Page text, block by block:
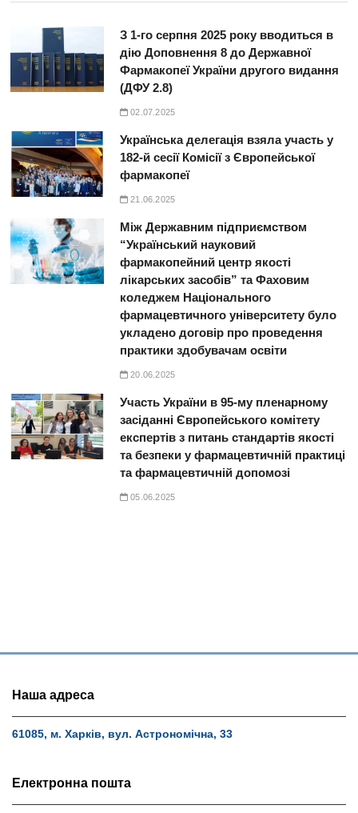
З 1-го серпня 2025 року вводиться в
дію Доповнення 8 до Державної
Фармакопеї України другого видання
(ДФУ 2.8)
02.07.2025
Українська делегація взяла участь у
182-й сесії Комісії з Європейської
фармакопеї
21.06.2025
Між Державним підприємством
“Український науковий
фармакопейний центр якості
лікарських засобів” та Фаховим
коледжем Національного
фармацевтичного університету було
укладено договір про проведення
практики здобувачам освіти
20.06.2025
Участь України в 95-му пленарному
засіданні Європейського комітету
експертів з питань стандартів якості
та безпеки у фармацевтичній практиці
та фармацевтичній допомозі
05.06.2025
Наша адреса
61085, м. Харків, вул. Астрономічна, 33
Електронна пошта